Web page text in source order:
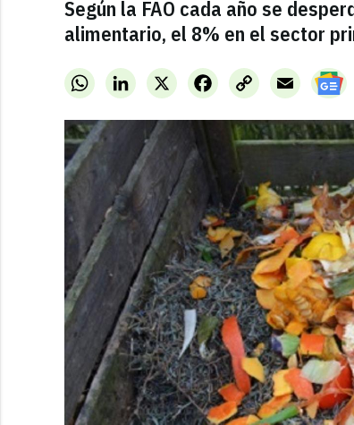
Según la FAO cada año se
alimentario, el 8% en el sector
WhatsAppLinkedInX FacebookCopy
Link
Email